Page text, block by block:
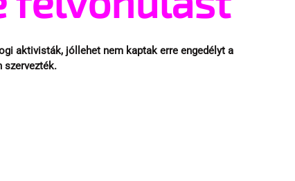
aktivisták, jóllehet nem kaptak erre engedélyt a
szervezték.